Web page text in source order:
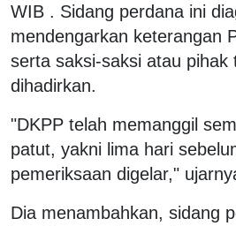
WIB . Sidang perdana ini
mendengarkan keterangan
serta saksi-saksi atau pihak
dihadirkan.
"DKPP telah memanggil
patut, yakni lima hari
pemeriksaan digelar,"
Dia menambahkan, sidang